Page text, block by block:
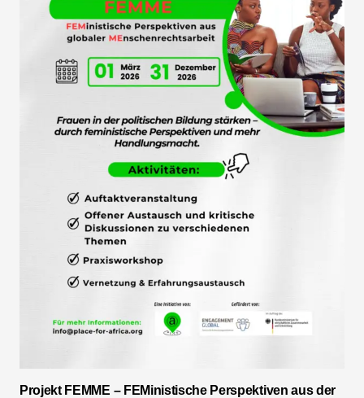
Projekt FEMME – FEMinistische Perspektiven aus der